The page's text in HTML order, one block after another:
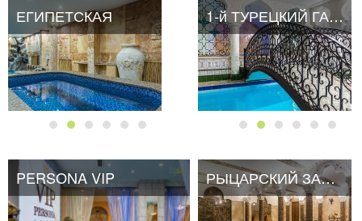
ЕГИПЕТСКАЯ 1-й ТУРЕЦКИЙ ГАМБИТ
PERSONA VIP
PERSONA VIP РЫЦАРСКИЙ ЗАМОК